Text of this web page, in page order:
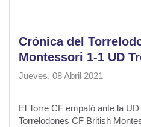
Crónica del
Montessori 1-1 UD
Jueves, 08 Abril 2021
El Torre CF empató ante la
Torrelodones CF British